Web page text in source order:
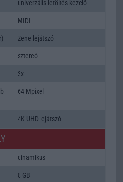
univerzális letöltés kezelõ
MIDI
Zene lejátszó
sztereó
3x
64 Mpixel
4K UHD lejátszó
dinamikus
8 GB